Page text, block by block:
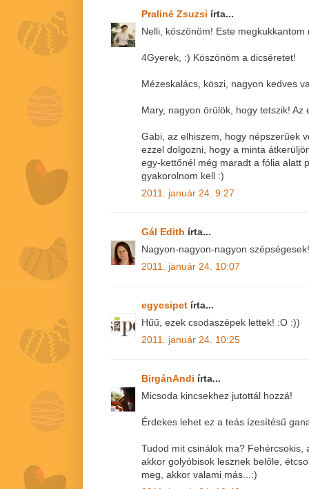
Praliné Zsuzsi írta...
Nelli, köszönöm! Este
4Gyerek, :) Köszönöm a dicséretet!
Mézeskalács, köszi, nagyon kedves
Mary, nagyon örülök, hogy tetszik!
Gabi, az elhiszem, hogy népszerűek
ezzel dolgozni, hogy a minta
egy-kettőnél még maradt a fólia alatt
gyakorolnom kell :)
2011. január 24. 9:27
Gál Edith írta...
Nagyon-nagyon-nagyon
2011. január 24. 10:07
egycsipet írta...
Hűű, ezek csodaszépek lettek! :O :))
2011. január 24. 10:25
BirgánAndi írta...
Micsoda kincsekhez jutottál hozzá!
Érdekes lehet ez a teás ízesítésű
Tudod mit csinálok ma? Fehércsokis,
akkor golyóbisok lesznek belőle,
meg, akkor valami más...:)